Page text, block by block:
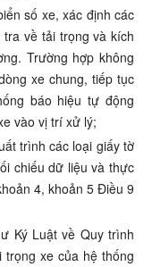
số xe, xác định các
về tải trọng và kích
Trường hợp không
xe chung, tiếp tục
báo hiệu tự động
vào vị trí xử lý;
trình các loại giấy tờ
chiếu dữ liệu và thực
4, khoản 5 Điều 9
Ký Luật về Quy trình
xe của hệ thống